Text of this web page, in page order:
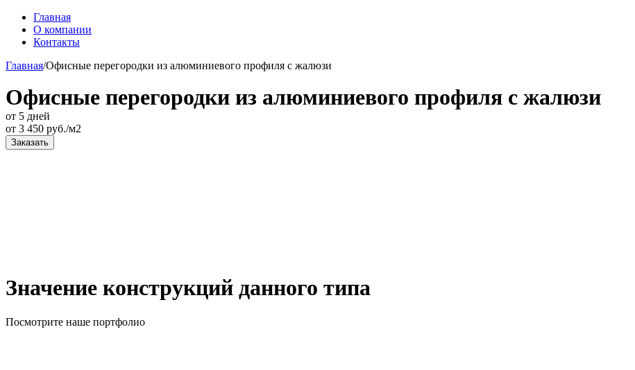
Главная
О компании
Контакты
Главная/Офисные перегородки из алюминиевого профиля с жалюзи
Офисные перегородки из алюминиевого профиля с жалюзи
от 5 дней
от 3 450 руб./м2
Заказать
Значение конструкций данного типа
Посмотрите наше портфолио